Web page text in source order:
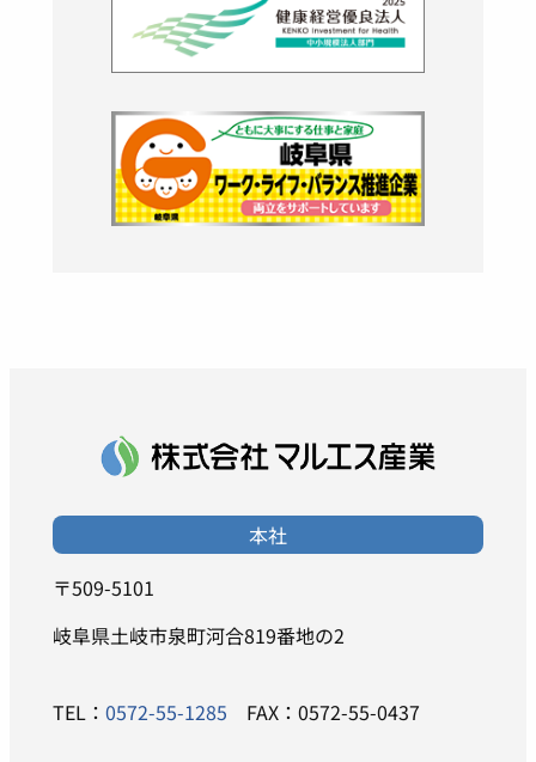
本社
〒509-5101
岐阜県土岐市泉町河合819番地の2
TEL： 0572-55-1285 FAX：0572-55-0437